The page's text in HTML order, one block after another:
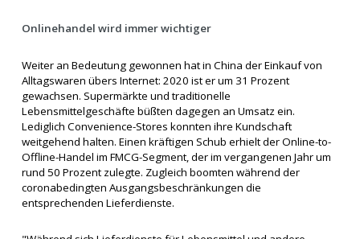
Onlinehandel wird immer wichtiger
Weiter an Bedeutung gewonnen hat in China der Einkauf von
Alltagswaren übers Internet: 2020 ist er um 31 Prozent
gewachsen. Supermärkte und traditionelle
Lebensmittelgeschäfte büßten dagegen an Umsatz ein.
Lediglich Convenience-Stores konnten ihre Kundschaft
weitgehend halten. Einen kräftigen Schub erhielt der Online-to-
Offline-Handel im FMCG-Segment, der im vergangenen Jahr um
rund 50 Prozent zulegte. Zugleich boomten während der
coronabedingten Ausgangsbeschränkungen die
entsprechenden Lieferdienste.